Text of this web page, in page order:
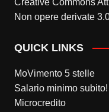
Non opere derivate
QUICK LINKS
MoVimento 5 stelle
Salario minimo subito!
Microcredito